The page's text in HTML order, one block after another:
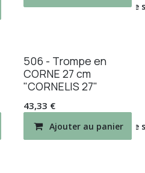
Ajouter à la liste de
Ajouter à la liste de
506 - Trompe en
CORNE 27 cm
"CORNELIS 27"
43,33 €
Ajouter au panier